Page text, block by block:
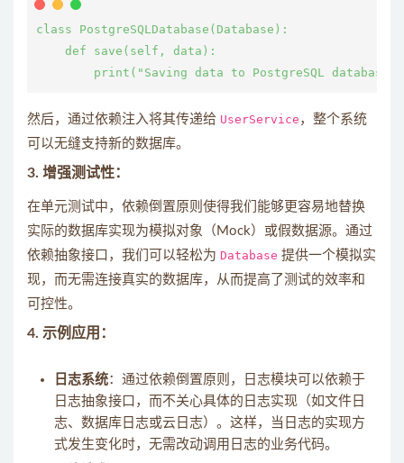
class PostgreSQLDatabase(Database):
    def save(self, data):
然后，通过依赖注入将其传递给 UserService ，整个系统
可以无缝支持新的数据库。
3. 增强测试性：
在单元测试中，依赖倒置原则使得我们能够更容易地替换
实际的数据库实现为模拟对象（Mock）或假数据源。通过
依赖抽象接口，我们可以轻松为 Database 提供一个模拟实
现，而无需连接真实的数据库，从而提高了测试的效率和
可控性。
4. 示例应用 ：
日志系统：通过依赖倒置原则，日志模块可以依赖于
日志抽象接口，而不关心具体的日志实现（如文件日
志、数据库日志或云日志）。这样，当日志的实现方
式发生变化时，无需改动调用日志的业务代码。